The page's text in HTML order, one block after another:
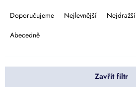
p
o
Doporučujeme Nejlevnější Nejdražší
Abecedně
Zavřít filtr